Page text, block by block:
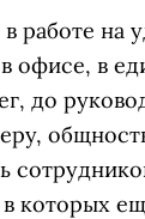
работе на
офисе, в
до
в которых